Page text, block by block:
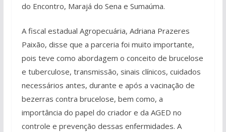
do Encontro, Marajá do Sena e Sumaúma.
A fiscal estadual Agropecuária, Adriana Prazeres
Paixão, disse que a parceria foi muito importante,
pois teve como abordagem o conceito de brucelose
e tuberculose, transmissão, sinais clínicos, cuidados
necessários antes, durante e após a vacinação de
bezerras contra brucelose, bem como, a
importância do papel do criador e da AGED no
controle e prevenção dessas enfermidades. A